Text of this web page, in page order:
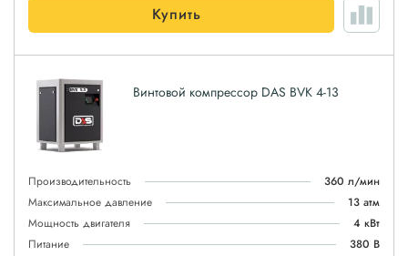
Купить
Винтовой компрессор DAS BVK 4-13
Производительность
360 л/мин
Максимальное давление
13 атм
Мощность двигателя
4 кВт
Питание
380 В